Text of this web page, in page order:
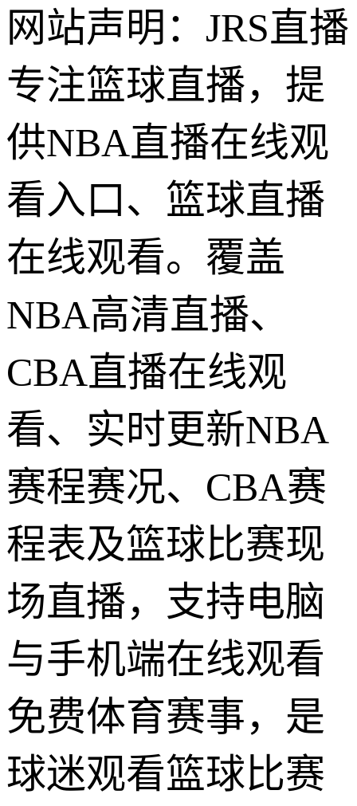
网站声明：JRS直播
专注篮球直播，提
供NBA直播在线观
看入口、篮球直播
在线观看。覆盖
NBA高清直播、
CBA直播在线观
看、实时更新NBA
赛程赛况、CBA赛
程表及篮球比赛现
场直播，支持电脑
与手机端在线观看
免费体育赛事，是
球迷观看篮球比赛